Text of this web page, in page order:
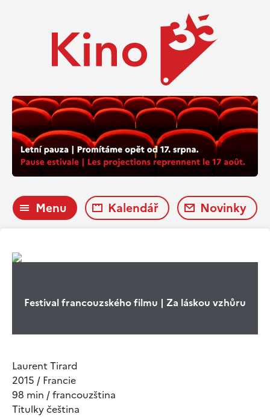
Menu Kalendář Novinky
Festival francouzského filmu | Za láskou vzhůru
Laurent Tirard
2015 / Francie
98 min / francouzština
Titulky čeština